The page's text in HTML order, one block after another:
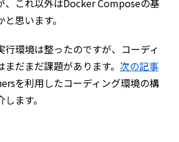
、これ以外はDocker Composeの基
思います。
行環境は整ったのですが、コーディ
だまだ課題があります。 次の記事
を利用したコーディング環境の構
ます。